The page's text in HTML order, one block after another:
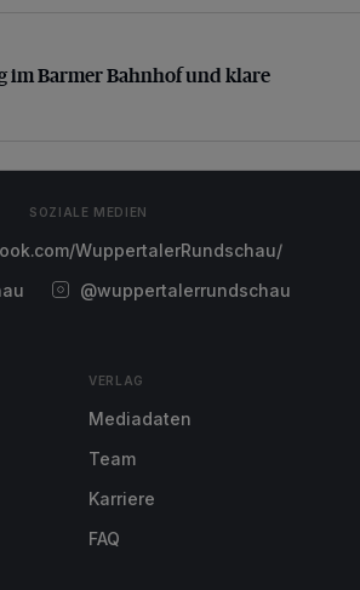
im Barmer Bahnhof und klare Ansage
im Barmer Bahnhof und klare
SOZIALE MEDIEN
WuppertalerRundschau/
@wuppertalerrundschau
VERLAG
Mediadaten
Team
Karriere
FAQ